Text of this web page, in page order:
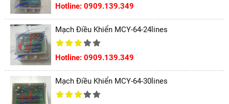
Hotline: 0909.139.349
Mạch Điều Khiển MCY-64-24lines
Hotline: 0909.139.349
Mạch Điều Khiển MCY-64-30lines